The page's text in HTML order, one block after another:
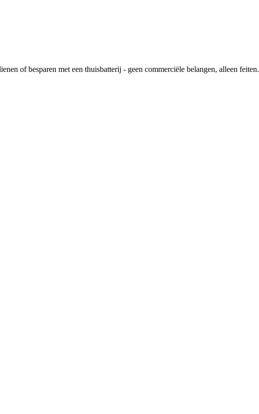
of besparen met een thuisbatterij - geen commerciële belangen, alleen feiten.